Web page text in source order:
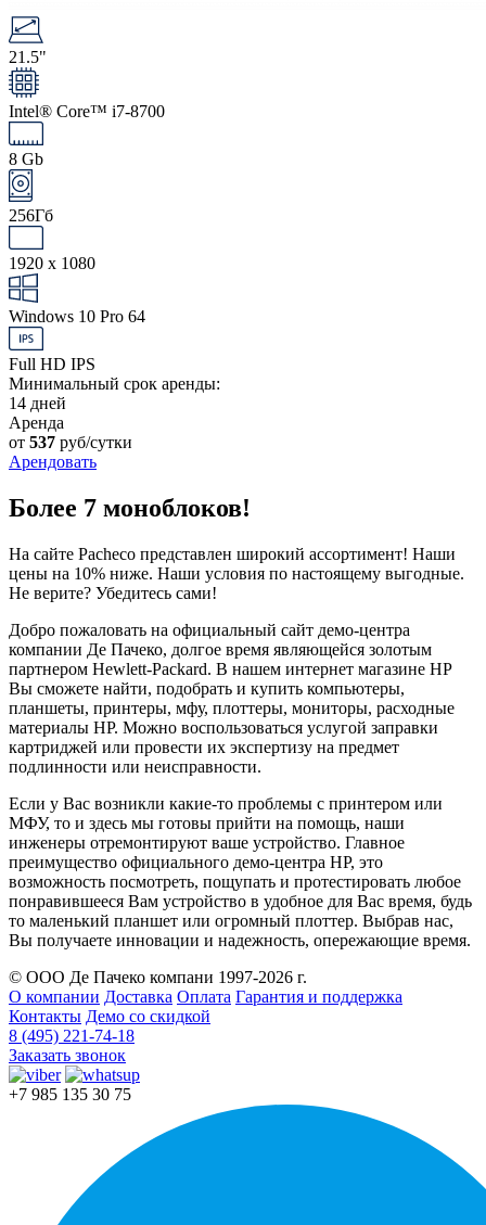
21.5"
Intel® Core™ i7-8700
8 Gb
256Гб
1920 x 1080
Windows 10 Pro 64
Full HD IPS
Минимальный срок аренды:
14 дней
Аренда
от 537 руб/сутки
Арендовать
Более 7 моноблоков!
На сайте Pacheco представлен широкий ассортимент! Наши
цены на 10% ниже. Наши условия по настоящему выгодные.
Не верите? Убедитесь сами!
Добро пожаловать на официальный сайт демо-центра
компании Де Пачеко, долгое время являющейся золотым
партнером Hewlett-Packard. В нашем интернет магазине HP
Вы сможете найти, подобрать и купить компьютеры,
планшеты, принтеры, мфу, плоттеры, мониторы, расходные
материалы HP. Можно воспользоваться услугой заправки
картриджей или провести их экспертизу на предмет
подлинности или неисправности.
Если у Вас возникли какие-то проблемы с принтером или
МФУ, то и здесь мы готовы прийти на помощь, наши
инженеры отремонтируют ваше устройство. Главное
преимущество официального демо-центра HP, это
возможность посмотреть, пощупать и протестировать любое
понравившееся Вам устройство в удобное для Вас время, будь
то маленький планшет или огромный плоттер. Выбрав нас,
Вы получаете инновации и надежность, опережающие время.
© ООО Де Пачеко компани 1997-2026 г.
О компании Доставка Оплата Гарантия и поддержка
Контакты Демо со скидкой
8 (495) 221-74-18
Заказать звонок
+7 985 135 30 75